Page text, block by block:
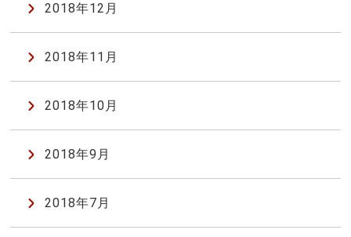
2018年12月
2018年11月
2018年10月
2018年9月
2018年7月